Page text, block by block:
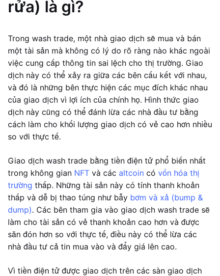
rửa) là gì?
Trong wash trade, một nhà giao dịch sẽ mua và bán
một tài sản mà không có lý do rõ ràng nào khác ngoài
việc cung cấp thông tin sai lệch cho thị trường. Giao
dịch này có thể xảy ra giữa các bên cấu kết với nhau,
và đó là những bên thực hiện các mục đích khác nhau
của giao dịch vì lợi ích của chính họ. Hình thức giao
dịch này cũng có thể đánh lừa các nhà đầu tư bằng
cách làm cho khối lượng giao dịch có vẻ cao hơn nhiều
so với thực tế.
Giao dịch wash trade bằng tiền điện tử phổ biến nhất
trong không gian NFT và các altcoin có vốn hóa thị
trường thấp. Những tài sản này có tính thanh khoản
thấp và dễ bị thao túng như bẫy bơm và xả (bump &
dump). Các bên tham gia vào giao dịch wash trade sẽ
làm cho tài sản có vẻ thanh khoản cao hơn và được
săn đón hơn so với thực tế, điều này có thể lừa các
nhà đầu tư cả tin mua vào và đẩy giá lên cao.
Vì tiền điện tử được giao dịch trên các sàn giao dịch